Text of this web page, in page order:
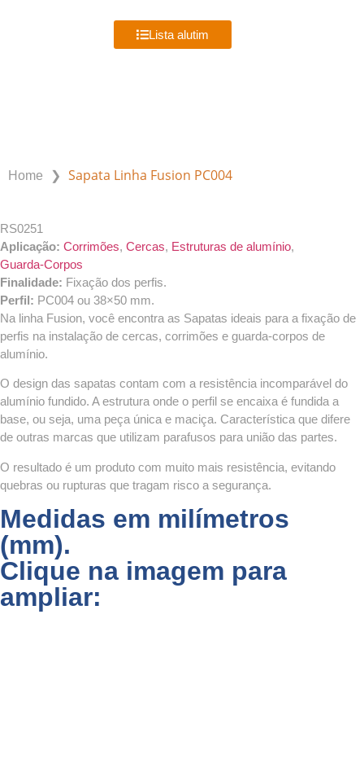
Lista alutim
Home ❯ Sapata Linha Fusion PC004
RS0251
Aplicação: Corrimões, Cercas, Estruturas de alumínio,
Guarda-Corpos
Finalidade: Fixação dos perfis.
Perfil: PC004 ou 38×50 mm.
Na linha Fusion, você encontra as Sapatas ideais para a fixação de
perfis na instalação de cercas, corrimões e guarda-corpos de
alumínio.
O design das sapatas contam com a resistência incomparável do
alumínio fundido. A estrutura onde o perfil se encaixa é fundida a
base, ou seja, uma peça única e maciça. Característica que difere
de outras marcas que utilizam parafusos para união das partes.
O resultado é um produto com muito mais resistência, evitando
quebras ou rupturas que tragam risco a segurança.
Medidas em milímetros
(mm).
Clique na imagem para
ampliar: